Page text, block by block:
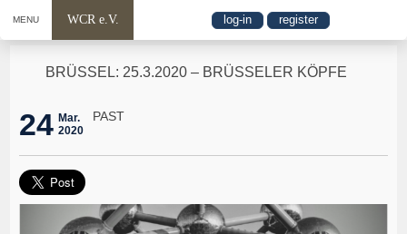
MENU WCR e.V. log-in register
BRÜSSEL: 25.3.2020 – BRÜSSELER KÖPFE
24 Mar.
2020
PAST